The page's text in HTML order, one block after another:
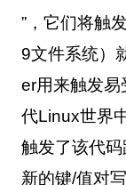
”，它们将触
9文件系统）
er用来触发
代Linux世界
触发了该代
新的键/值对